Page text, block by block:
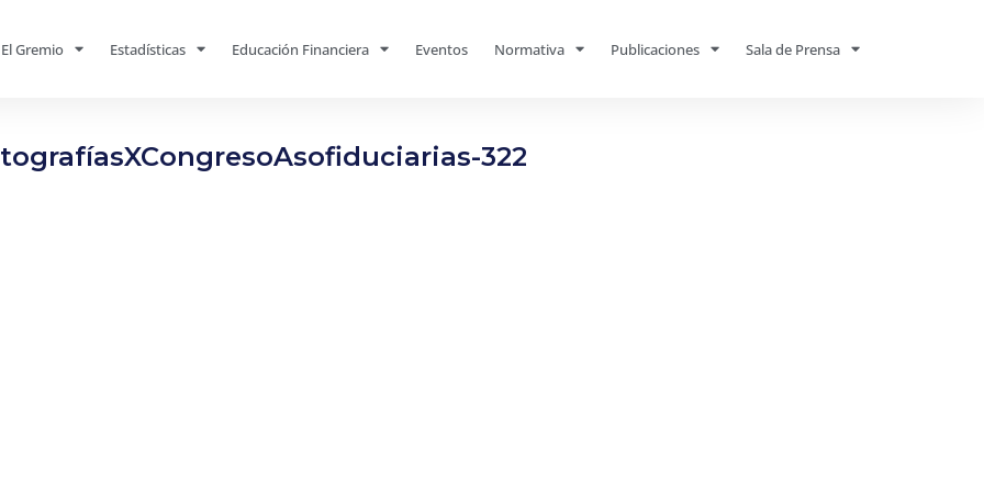
El Gremio Estadísticas Educación Financiera Eventos Normativa Publicaciones Sala de Prensa
322